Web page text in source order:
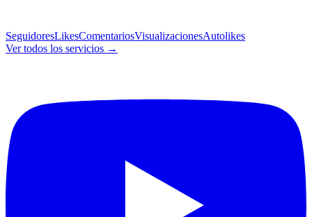
SeguidoresLikesComentariosVisualizacionesAutolikes
Ver todos los servicios →